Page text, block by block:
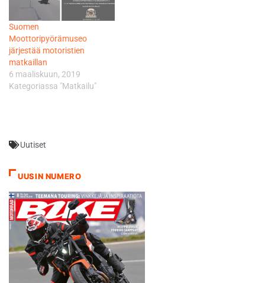
Suomen
Moottoripyörämuseo
järjestää motoristien
matkaillan
6 maaliskuun, 2019
Kategoriassa "Matkailu"
Uutiset
UUSIN NUMERO